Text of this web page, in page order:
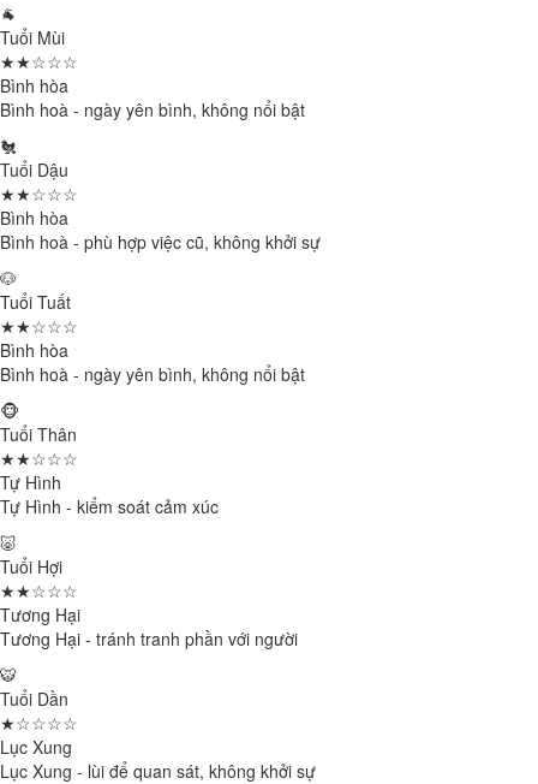
🐐
Tuổi Mùi
★★☆☆☆
Bình hòa
Bình hoà - ngày yên bình, không nổi bật
🐔
Tuổi Dậu
★★☆☆☆
Bình hòa
Bình hoà - phù hợp việc cũ, không khởi sự
🐶
Tuổi Tuất
★★☆☆☆
Bình hòa
Bình hoà - ngày yên bình, không nổi bật
🐵
Tuổi Thân
★★☆☆☆
Tự Hình
Tự Hình - kiểm soát cảm xúc
🐷
Tuổi Hợi
★★☆☆☆
Tương Hại
Tương Hại - tránh tranh phần với người
🐯
Tuổi Dần
★☆☆☆☆
Lục Xung
Lục Xung - lùi để quan sát, không khởi sự